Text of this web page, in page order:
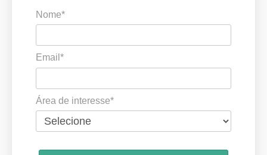
Nome*
Email*
Área de interesse*